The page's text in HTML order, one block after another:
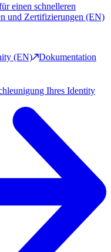
einen schnelleren
und Zertifizierungen (EN)
(EN)
Dokumentation
Ihres Identity